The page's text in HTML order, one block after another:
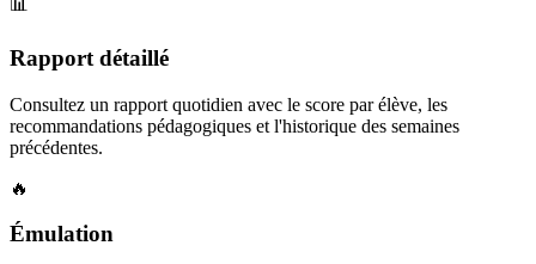
📊
Rapport détaillé
Consultez un rapport quotidien avec le score par élève, les
recommandations pédagogiques et l'historique des semaines
précédentes.
🔥
Émulation